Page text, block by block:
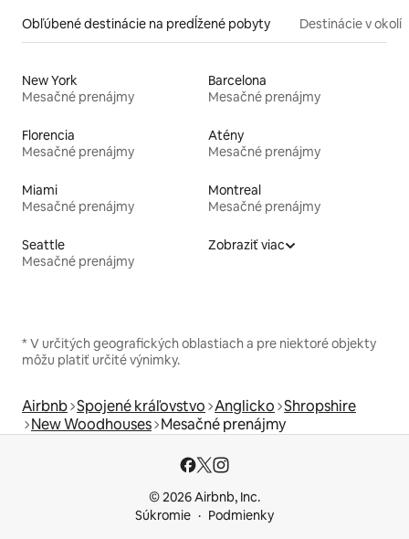
Obľúbené destinácie na predĺžené pobyty Destinácie v okolí
New York
Mesačné prenájmy
Barcelona
Mesačné prenájmy
Florencia
Mesačné prenájmy
Atény
Mesačné prenájmy
Miami
Mesačné prenájmy
Montreal
Mesačné prenájmy
Seattle
Mesačné prenájmy
Zobraziť viac
* V určitých geografických oblastiach a pre niektoré objekty
môžu platiť určité výnimky.
Airbnb Spojené kráľovstvo Anglicko Shropshire
New Woodhouses Mesačné prenájmy
© 2026 Airbnb, Inc.
Súkromie
Podmienky